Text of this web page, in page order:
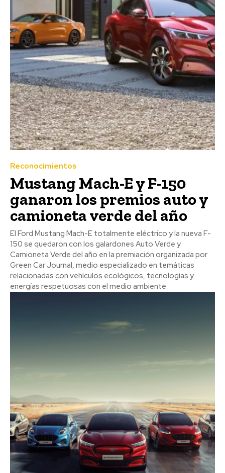
Reconocimientos
Mustang Mach-E y F-150
ganaron los premios auto y
camioneta verde del año
El Ford Mustang Mach-E totalmente eléctrico y la nueva F-
150 se quedaron con los galardones Auto Verde y
Camioneta Verde del año en la premiación organizada por
Green Car Journal, medio especializado en temáticas
relacionadas con vehículos ecológicos, tecnologías y
energías respetuosas con el medio ambiente.